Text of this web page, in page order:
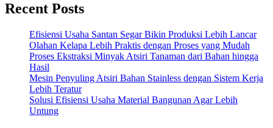
Recent Posts
Efisiensi Usaha Santan Segar Bikin Produksi Lebih Lancar
Olahan Kelapa Lebih Praktis dengan Proses yang Mudah
Proses Ekstraksi Minyak Atsiri Tanaman dari Bahan hingga
Hasil
Mesin Penyuling Atsiri Bahan Stainless dengan Sistem Kerja
Lebih Teratur
Solusi Efisiensi Usaha Material Bangunan Agar Lebih
Untung